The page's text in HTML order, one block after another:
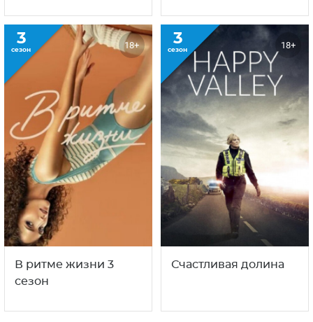
3
сезон 18+
В ритме жизни 3
сезон
3
сезон 18+
Счастливая долина